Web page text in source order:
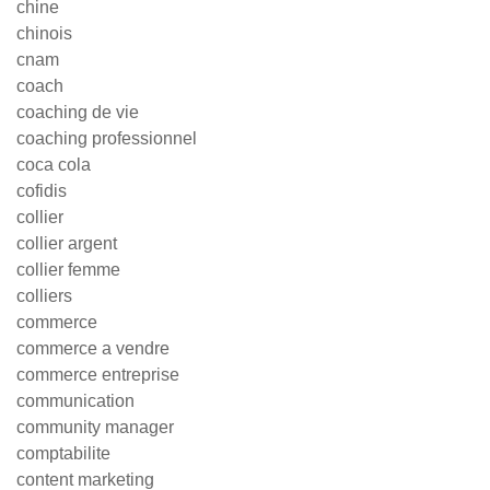
chine
chinois
cnam
coach
coaching de vie
coaching professionnel
coca cola
cofidis
collier
collier argent
collier femme
colliers
commerce
commerce a vendre
commerce entreprise
communication
community manager
comptabilite
content marketing